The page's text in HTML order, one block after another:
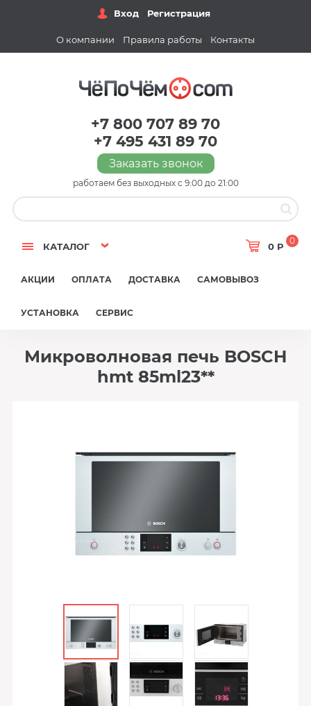
Вход Регистрация
О компании Правила работы Контакты
+7 800 707 89 70
+7 495 431 89 70
Заказать звонок
работаем без выходных с 9:00 до 21:00
КАТАЛОГ 0 Р
0
АКЦИИ ОПЛАТА ДОСТАВКА САМОВЫВОЗ
УСТАНОВКА СЕРВИС
Микроволновая печь BOSCH
hmt 85ml23**